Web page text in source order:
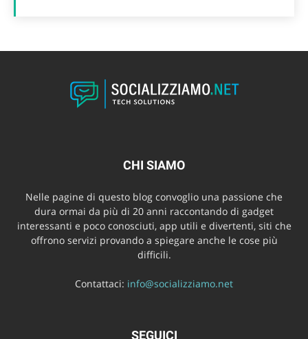
CHI SIAMO
Nelle pagine di questo blog convoglio una passione che
dura ormai da più di 20 anni raccontando di gadget
interessanti e poco conosciuti, app utili e divertenti, siti che
offrono servizi provando a spiegare anche le cose più
difficili.
Contattaci: info@socializziamo.net
SEGUICI